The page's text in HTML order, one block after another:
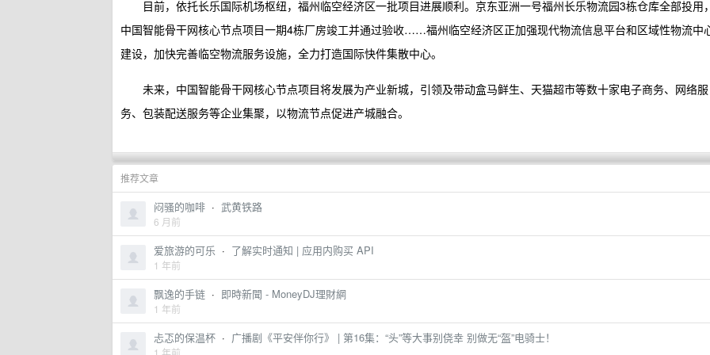
目前，依托长乐国际机场枢纽，福州临空经济区一批项目进展顺利。京东亚洲一号福州长乐物流园3栋仓库全部投用
中国智能骨干网核心节点项目一期4栋厂房竣工并通过验收……福州临空经济区正加强现代物流信息平台和区域性物流中
建设，加快完善临空物流服务设施，全力打造国际快件集散中心。
未来，中国智能骨干网核心节点项目将发展为产业新城，引领及带动盒马鲜生、天猫超市等数十家电子商务、网络服
务、包装配送服务等企业集聚，以物流节点促进产城融合。
推荐文章
闷骚的咖啡 · 武黄铁路
6 月前
爱旅游的可乐 · 了解实时通知 | 应用内购买 API
1 年前
飘逸的手链 · 即時新聞 - MoneyDJ理財網
1 年前
忐忑的保温杯 · 广播剧《平安伴你行》 | 第16集：“头”等大事别侥幸 别做无“盔”电骑士！
1 年前